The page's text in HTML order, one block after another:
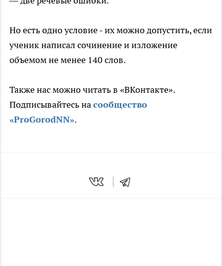
Но есть одно условие - их можно допустить, если
ученик написал сочинение и изложение
объемом не менее 140 слов.
Также нас можно читать в «ВКонтакте».
Подписывайтесь насообщество
«ProGorodNN».